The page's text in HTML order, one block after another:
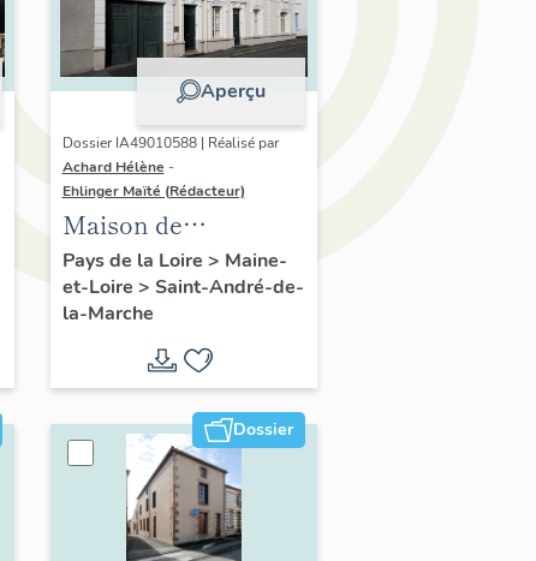
Aperçu
Dossier IA49010588 | Réalisé par
Achard Hélène -
Ehlinger Maïté (Rédacteur)
Maison de
l'industriel Elie
Durand, fondateur
de l'Usine Durand-
Chéné et de M.
Aigrault, directeur
de l'Usine Morinière,
11 place de l' Aire-du-
Four, Saint-André-
de-la-Marche
Pays de la Loire > Maine-
et-Loire > Saint-André-de-
la-Marche
Dossier